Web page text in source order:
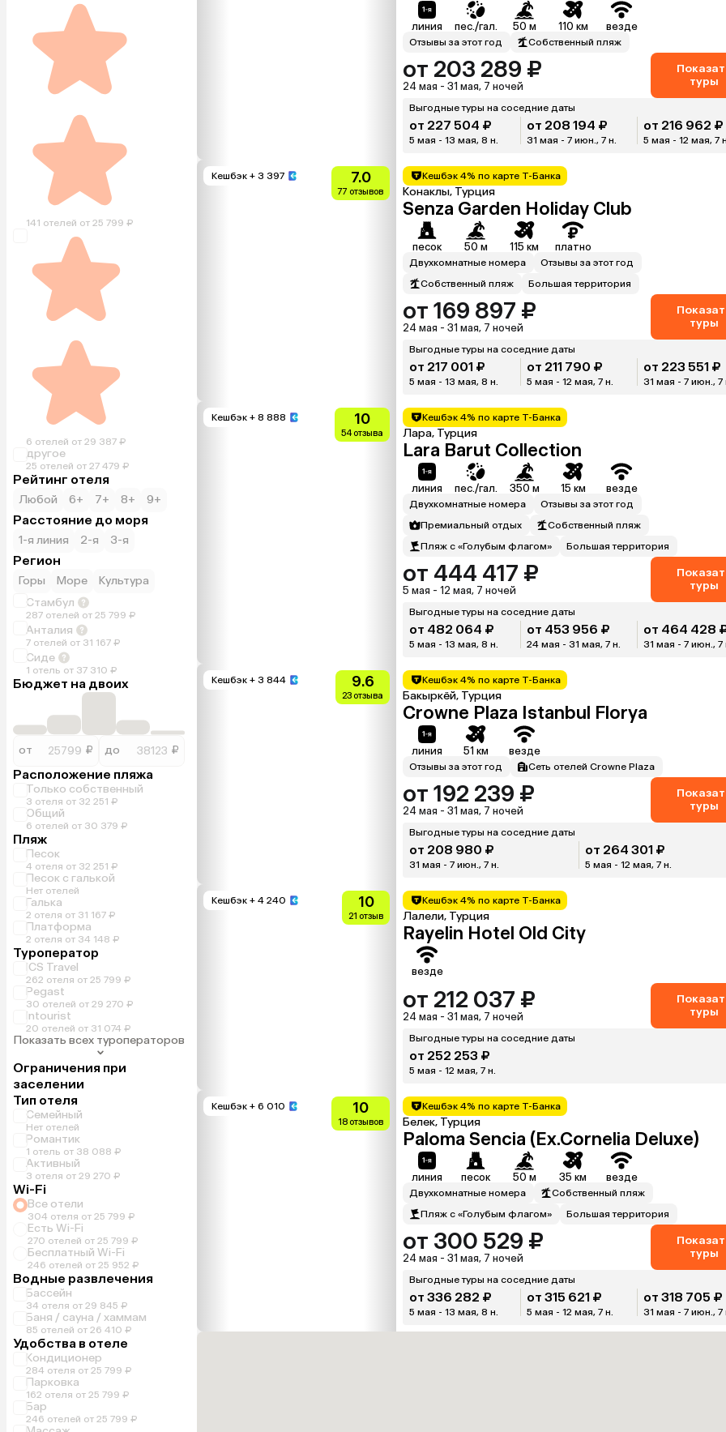
141 отелей от 25 799 ₽
6 отелей от 29 387 ₽
другое
25 отелей от 27 479 ₽
Рейтинг отеля
Любой 6+ 7+ 8+ 9+
Расстояние до моря
1-я линия 2-я 3-я
Регион
Горы Море
Культура
Стамбул
287 отелей от 25 799 ₽
Анталия
7 отелей от 31 167 ₽
Сиде
1 отель от 37 310 ₽
Бюджет на двоих
от ₽ до ₽
Расположение пляжа
Только собственный
3 отеля от 32 251 ₽
Общий
6 отелей от 30 379 ₽
Пляж
Песок
4 отеля от 32 251 ₽
Песок с галькой
Нет отелей
Галька
2 отеля от 31 167 ₽
Платформа
2 отеля от 34 148 ₽
Туроператор
ICS Travel
262 отеля от 25 799 ₽
Pegast
30 отелей от 29 270 ₽
Intourist
20 отелей от 31 074 ₽
Показать всех туроператоров
Ограничения при
заселении
Тип отеля
Семейный
Нет отелей
Романтик
1 отель от 38 088 ₽
Активный
3 отеля от 29 270 ₽
Wi-Fi
Все отели
304 отеля от 25 799 ₽
Есть Wi-Fi
270 отелей от 25 799 ₽
Бесплатный Wi-Fi
246 отелей от 25 952 ₽
Водные развлечения
Бассейн
34 отеля от 29 845 ₽
Баня / сауна / хаммам
85 отелей от 26 410 ₽
Удобства в отеле
Кондиционер
284 отеля от 25 799 ₽
Парковка
162 отеля от 25 799 ₽
Бар
246 отелей от 25 799 ₽
линия пес./гал. 50 м 110 км везде
Отзывы за этот год Собственный пляж
от 203 289 ₽
24 мая - 31 мая, 7 ночей
туры
Выгодные туры на соседние даты
от 227 504 ₽
5 мая - 13 мая, 8 н.
от 208 194 ₽
31 мая - 7 июн., 7 н.
от 216 962 ₽
5 мая - 12 мая, 7
Кешбэк + 3 397 7.0
77 отзывов
Кешбэк 4% по карте Т-Банка
Конаклы, Турция
Senza Garden Holiday Club
песок 50 м 115 км платно
Двухкомнатные номера
Отзывы за этот год
Собственный пляж
Большая территория
от 169 897 ₽
24 мая - 31 мая, 7 ночей
туры
Выгодные туры на соседние даты
от 217 001 ₽
5 мая - 13 мая, 8 н.
от 211 790 ₽
5 мая - 12 мая, 7 н.
от 223 551 ₽
31 мая - 7 июн., 7
Кешбэк + 8 888 10
54 отзыва
Кешбэк 4% по карте Т-Банка
Лара, Турция
Lara Barut Collection
линия пес./гал. 350 м 15 км везде
Двухкомнатные номера
Отзывы за этот год
Премиальный отдых
Собственный пляж
Пляж с «Голубым флагом»
Большая территория
от 444 417 ₽
5 мая - 12 мая, 7 ночей
туры
Выгодные туры на соседние даты
от 482 064 ₽
5 мая - 13 мая, 8 н.
от 453 956 ₽
24 мая - 31 мая, 7 н.
от 464 428
31 мая - 7 июн., 7
Кешбэк + 3 844 9.6
23 отзыва
Кешбэк 4% по карте Т-Банка
Бакыркёй, Турция
Crowne Plaza Istanbul Florya
линия 51 км везде
Отзывы за этот год Сеть отелей Crowne Plaza
от 192 239 ₽
24 мая - 31 мая, 7 ночей
туры
Выгодные туры на соседние даты
от 208 980 ₽
31 мая - 7 июн., 7 н.
от 264 301 ₽
5 мая - 12 мая, 7 н.
Кешбэк + 4 240 10
21 отзыв
Кешбэк 4% по карте Т-Банка
Лалели, Турция
Rayelin Hotel Old City
везде
от 212 037 ₽
24 мая - 31 мая, 7 ночей
туры
Выгодные туры на соседние даты
от 252 253 ₽
5 мая - 12 мая, 7 н.
Кешбэк + 6 010 10
18 отзывов
Кешбэк 4% по карте Т-Банка
Белек, Турция
Paloma Sencia (Ex.Cornelia Deluxe)
линия песок 50 м 35 км везде
Двухкомнатные номера
Собственный пляж
Пляж с «Голубым флагом»
Большая территория
от 300 529 ₽
24 мая - 31 мая, 7 ночей
туры
Выгодные туры на соседние даты
от 336 282 ₽
5 мая - 13 мая, 8 н.
от 315 621 ₽
5 мая - 12 мая, 7 н.
от 318 705 ₽
31 мая - 7 июн., 7